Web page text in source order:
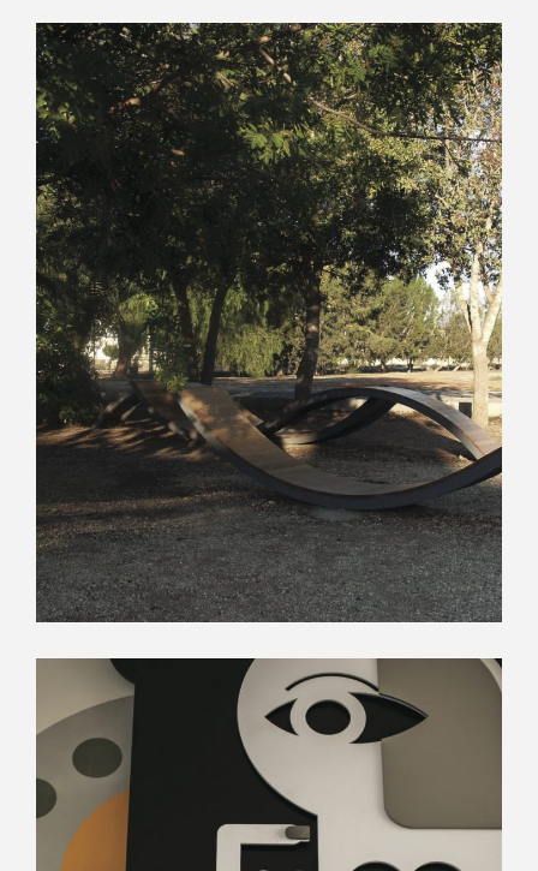
“ROOTS”